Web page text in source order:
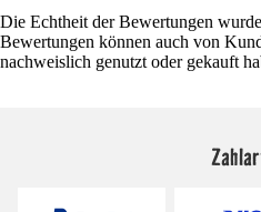
Die Echtheit der Bewertungen
Bewertungen können auch von
nachweislich genutzt oder gekauft